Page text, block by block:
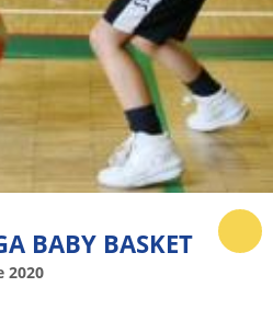
BABY BASKET
2020